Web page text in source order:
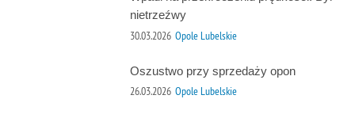
nietrzeźwy
30.03.2026 Opole Lubelskie
Oszustwo przy sprzedaży opon
26.03.2026 Opole Lubelskie